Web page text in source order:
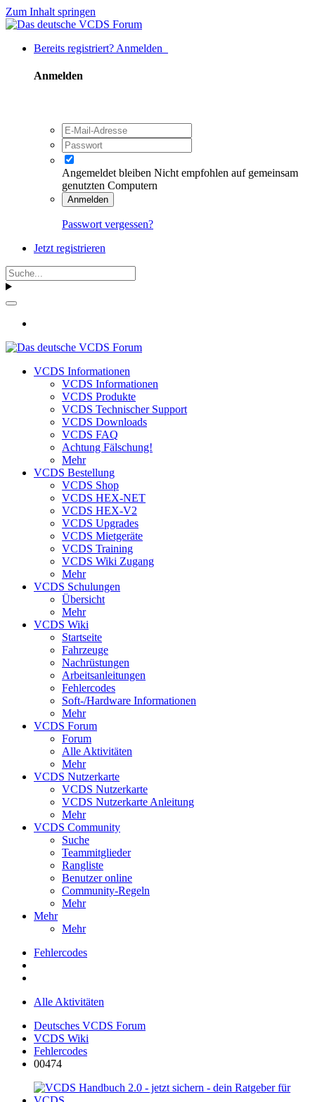
Zum Inhalt springen
Bereits registriert? Anmelden
Anmelden
Angemeldet bleiben Nicht empfohlen auf gemeinsam
genutzten Computern
Anmelden
Passwort vergessen?
Jetzt registrieren
VCDS Informationen
VCDS Informationen
VCDS Produkte
VCDS Technischer Support
VCDS Downloads
VCDS FAQ
Achtung Fälschung!
Mehr
VCDS Bestellung
VCDS Shop
VCDS HEX-NET
VCDS HEX-V2
VCDS Upgrades
VCDS Mietgeräte
VCDS Training
VCDS Wiki Zugang
Mehr
VCDS Schulungen
Übersicht
Mehr
VCDS Wiki
Startseite
Fahrzeuge
Nachrüstungen
Arbeitsanleitungen
Fehlercodes
Soft-/Hardware Informationen
Mehr
VCDS Forum
Forum
Alle Aktivitäten
Mehr
VCDS Nutzerkarte
VCDS Nutzerkarte
VCDS Nutzerkarte Anleitung
Mehr
VCDS Community
Suche
Teammitglieder
Rangliste
Benutzer online
Community-Regeln
Mehr
Mehr
Mehr
Fehlercodes
Alle Aktivitäten
Deutsches VCDS Forum
VCDS Wiki
Fehlercodes
00474